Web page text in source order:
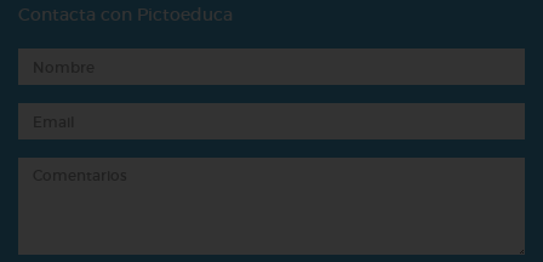
Contacta con Pictoeduca